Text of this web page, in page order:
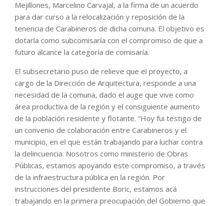
Mejillones, Marcelino Carvajal, a la firma de un acuerdo
para dar curso a la relocalización y reposición de la
tenencia de Carabineros de dicha comuna. El objetivo es
dotarla como subcomisaría con el compromiso de que a
futuro alcance la categoría de comisaría.
El subsecretario puso de relieve que el proyecto, a
cargo de la Dirección de Arquitectura, responde a una
necesidad de la comuna, dado el auge que vive como
área productiva de la región y el consiguiente aumento
de la población residente y flotante. “Hoy fui testigo de
un convenio de colaboración entre Carabineros y el
municipio, en el que están trabajando para luchar contra
la delincuencia. Nosotros como ministerio de Obras
Públicas, estamos apoyando este compromiso, a través
de la infraestructura pública en la región. Por
instrucciones del presidente Boric, estamos acá
trabajando en la primera preocupación del Gobierno que